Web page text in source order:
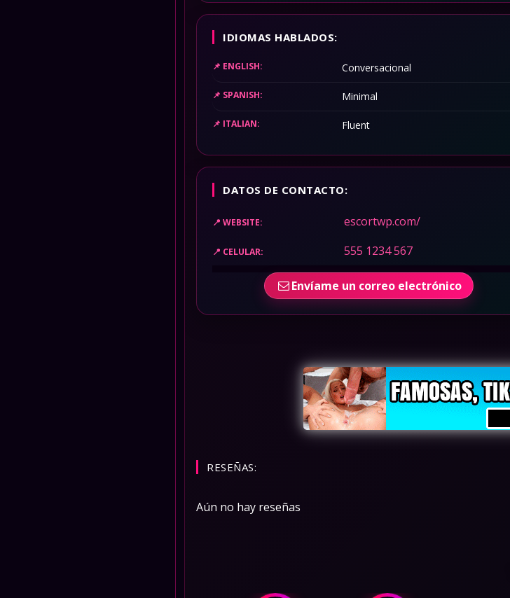
IDIOMAS HABLADOS:
ENGLISH: Conversacional
SPANISH: Minimal
ITALIAN: Fluent
DATOS DE CONTACTO:
WEBSITE: escortwp.com/
CELULAR: 555 1234 567
Envíame un correo electrónico
RESEÑAS:
Aún no hay reseñas